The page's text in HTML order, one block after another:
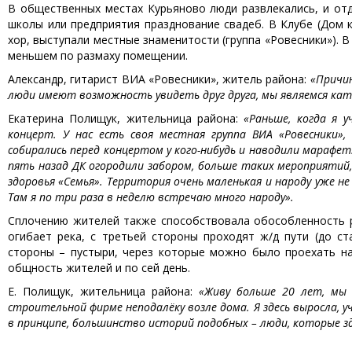
В общественных местах Курьяново люди развлекались, и
школы или предприятия празднование свадеб. В Клубе (Дом
хор, выступали местные знаменитости (группа
меньшем по размаху помещении.
Александр, гитарист ВИА «Ровесники», житель района:
люди имеют возможность увидеть друг друга, мы являемся
Екатерина Полищук, жительница района:«Раньше, когда я
концерт. У нас есть своя местная группа ВИА
собирались перед концертом у кого-нибудь и наводили
пять назад ДК огородили забором, больше таких
здоровья «Семья». Территория очень маленькая и народу уже
Там я по три раза в неделю встречаю много народу».
Сплочению жителей также способствовала
огибает река, с третьей стороны проходят ж/д пути (до
стороны – пустыри, через которые можно было проехать
общность жителей и по сей день.
Е. Полищук, жительница района: «Живу больше 20 лет, мы
строительной фирме неподалёку возле дома. Я здесь
в принципе, большинство историй подобных – люди, которые